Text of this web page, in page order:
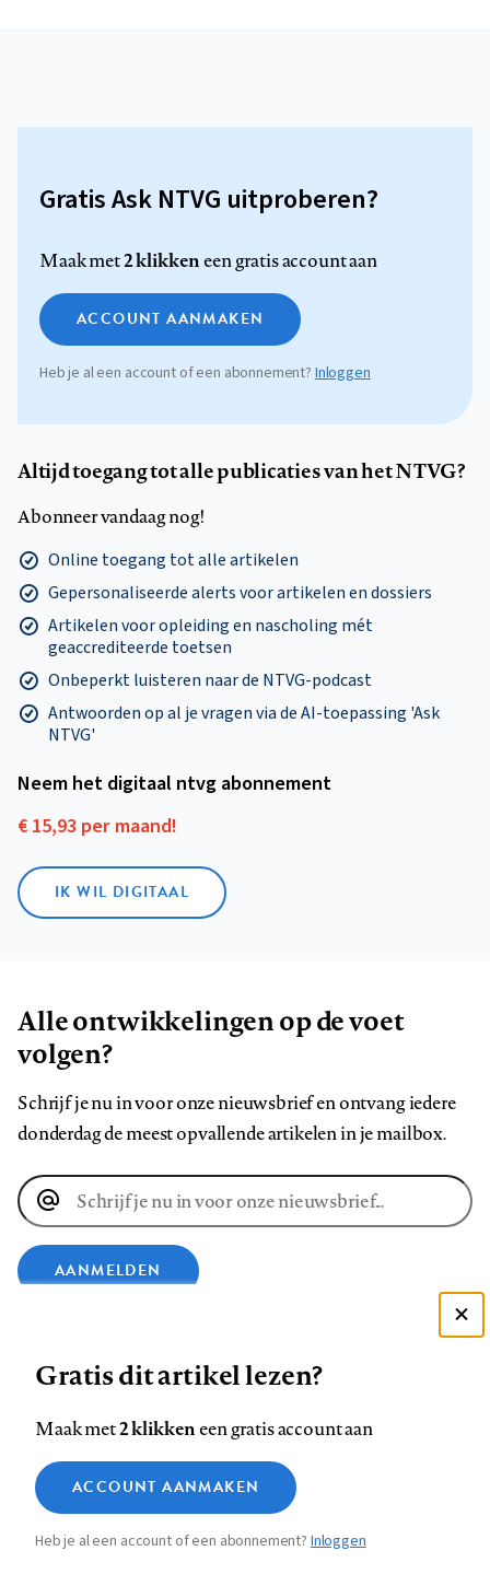
Gratis Ask NTVG uitproberen?
Maak met2 klikkeneen gratis account aan
ACCOUNT AANMAKEN
Heb je al een account of een abonnement?Inloggen
Altijd toegang tot alle publicaties van het NTVG?
Abonneer vandaag nog!
Online toegang tot alle artikelen
Gepersonaliseerde alerts voor artikelen en dossiers
Artikelen voor opleiding en nascholing mét
geaccrediteerde toetsen
Onbeperkt luisteren naar de NTVG-podcast
Antwoorden op al je vragen via de AI-toepassing 'Ask
NTVG'
Neem het digitaal ntvg abonnement
€ 15,93 per maand!
IK WIL DIGITAAL
Alle ontwikkelingen op de voet
volgen?
Schrijf je nu in voor onze nieuwsbrief en ontvang iedere
donderdag de meest opvallende artikelen in je mailbox.
E-
mailadres
AANMELDEN
op
Facebook
op
LinkedIn
op
Bluesky
ons
op
InstagramYouTube
Footer
Contact Colofon Disclaimer Privacy
Medische vragen verdienen
betrouwbare antwoorden
Zie onze cookie policy
Analytische cookies
Marketing cookies
Gratis dit artikel lezen?
Maak met2 klikkeneen gratis account aan
ACCOUNT AANMAKEN
Heb je al een account of een abonnement?Inloggen